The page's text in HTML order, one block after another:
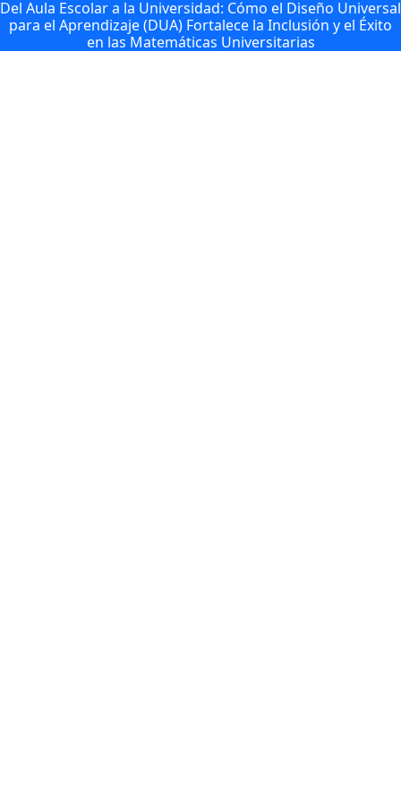
Del Aula Escolar a la Universidad: Cómo el Diseño Universal
para el Aprendizaje (DUA) Fortalece la Inclusión y el Éxito
en las Matemáticas Universitarias